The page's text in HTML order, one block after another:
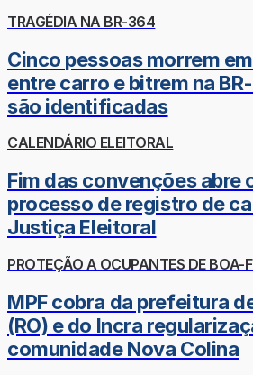
TRAGÉDIA NA BR-364
Cinco pessoas morrem
entre carro e bitrem na
são identificadas
CALENDÁRIO ELEITORAL
Fim das convenções abre
processo de registro de
Justiça Eleitoral
PROTEÇÃO A OCUPANTES DE BOA-
MPF cobra da prefeitura
(RO) e do Incra
comunidade Nova Colina